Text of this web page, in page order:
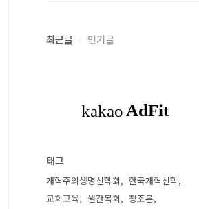
최근글 인기글
태그
개혁주의생명신학회
한국개혁신학
교회교육
월간목회
창조론